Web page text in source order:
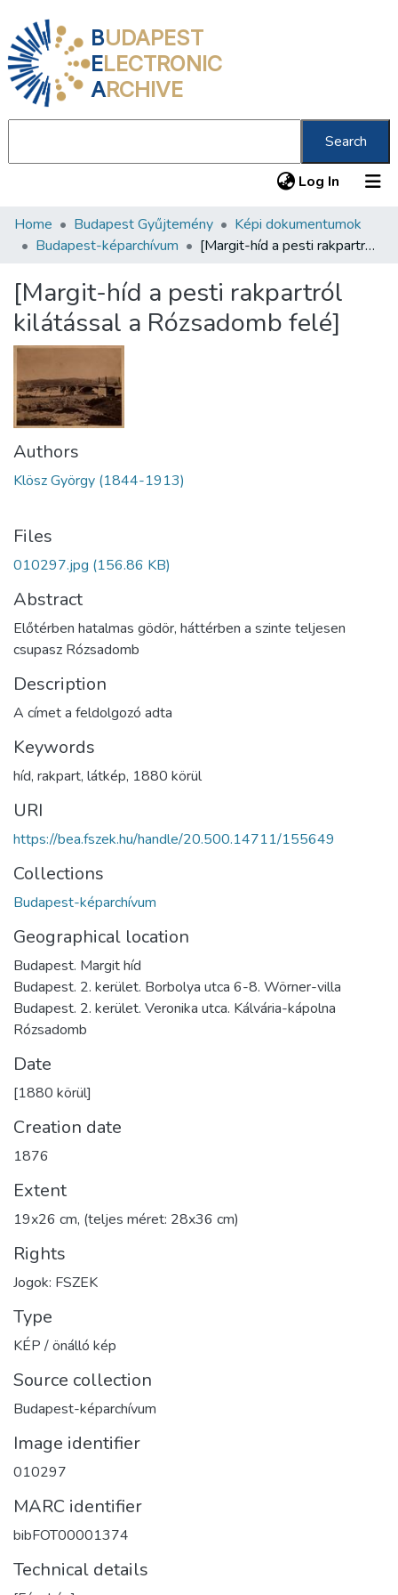
BUDAPEST
ELECTRONIC
ARCHIVE
Search
Log In (current)
Communities & Collections
Statistics
About us
Home Budapest Gyűjtemény
Képi dokumentumok
Budapest-képarchívum
[Margit-híd a pesti rakpartról kilátással a Rózsadomb felé]
[Margit-híd a pesti rakpartról
kilátással a Rózsadomb felé]
Authors
Klösz György (1844-1913)
Files
010297.jpg (156.86 KB)
Abstract
Előtérben hatalmas gödör, háttérben a szinte teljesen
csupasz Rózsadomb
Description
A címet a feldolgozó adta
Keywords
híd, rakpart, látkép, 1880 körül
URI
https://bea.fszek.hu/handle/20.500.14711/155649
Collections
Budapest-képarchívum
Geographical location
Budapest. Margit híd
Budapest. 2. kerület. Borbolya utca 6-8. Wörner-villa
Budapest. 2. kerület. Veronika utca. Kálvária-kápolna
Rózsadomb
Date
[1880 körül]
Creation date
1876
Extent
19x26 cm, (teljes méret: 28x36 cm)
Rights
Jogok: FSZEK
Type
KÉP / önálló kép
Source collection
Budapest-képarchívum
Image identifier
010297
MARC identifier
bibFOT00001374
Technical details